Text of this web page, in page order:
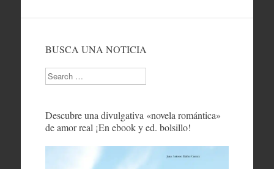
BUSCA UNA NOTICIA
Search
Descubre una divulgativa «novela romántica»
de amor real ¡En ebook y ed. bolsillo!